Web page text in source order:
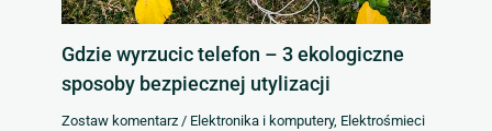
Gdzie wyrzucic telefon – 3 ekologiczne
sposoby bezpiecznej utylizacji
Zostaw komentarz / Elektronika i komputery, Elektrośmieci